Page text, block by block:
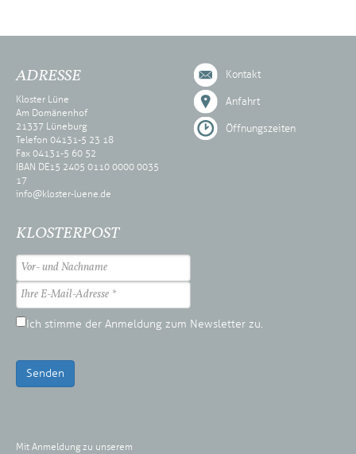
ADRESSE
Kloster Lüne
Am Domänenhof
21337 Lüneburg
Telefon 04131-5 23 18
Fax 04131-5 60 52
IBAN DE15 2405 0110 0000 0035
17
info@kloster-luene.de
Kontakt
Anfahrt
Öffnungszeiten
KLOSTERPOST
Ich stimme der Anmeldung zum Newsletter zu.
Senden
Mit Anmeldung zu unserem